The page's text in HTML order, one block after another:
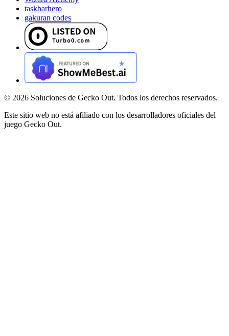
taskbarhero
gakuran codes
© 2026 Soluciones de Gecko Out. Todos los derechos reservados.
Este sitio web no está afiliado con los desarrolladores oficiales del
juego Gecko Out.